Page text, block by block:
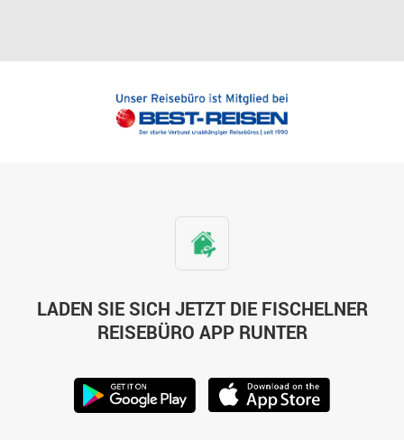
LADEN SIE SICH JETZT DIE FISCHELNER
REISEBÜRO APP RUNTER